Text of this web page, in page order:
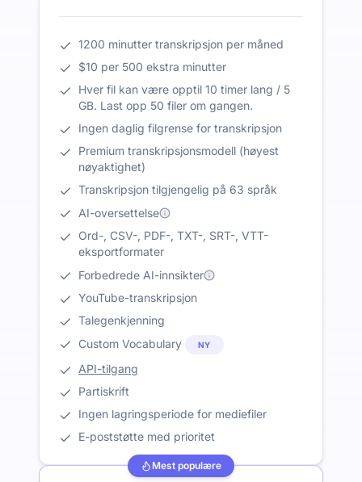
1200 minutter transkripsjon per måned
$10 per 500 ekstra minutter
Hver fil kan være opptil 10 timer lang / 5
GB. Last opp 50 filer om gangen.
Ingen daglig filgrense for transkripsjon
Premium transkripsjonsmodell (høyest
nøyaktighet)
Transkripsjon tilgjengelig på 63 språk
AI-oversettelse
Ord-, CSV-, PDF-, TXT-, SRT-, VTT-
eksportformater
Forbedrede AI-innsikter
YouTube-transkripsjon
Talegenkjenning
Custom Vocabulary
NY
API-tilgang
Partiskrift
Ingen lagringsperiode for mediefiler
E-poststøtte med prioritet
Mest populære